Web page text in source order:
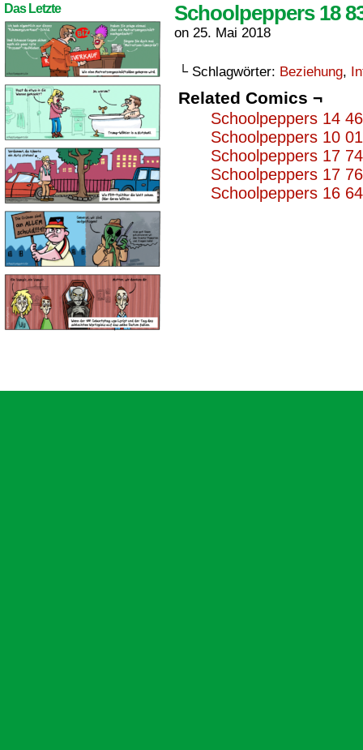
Das Letzte Schoolpeppers 18
on 25. Mai 2018
└ Schlagwörter: Beziehung,
Related Comics ¬
Schoolpeppers 14
Schoolpeppers 10
Schoolpeppers 17
Schoolpeppers 17
Schoolpeppers 16